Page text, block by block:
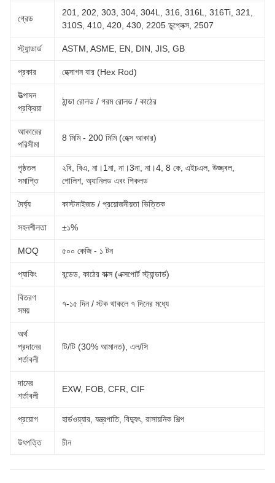
গ্রেড
201, 202, 303, 304, 304L, 316, 316L, 316Ti, 321,
310S, 410, 420, 430, 2205 ডুপ্লেক্স, 2507
স্ট্যান্ডার্ড ASTM, ASME, EN, DIN, JIS, GB
প্রকার হেক্সাগন বার (Hex Rod)
উত্পাদন
প্রক্রিয়া
ঠান্ডা রোলড / গরম রোলড / কাঠের
আকারের
পরিসীমা
8 মিমি - 200 মিমি (হেক্স আকার)
পৃষ্ঠতল
সমাপ্তি
২বি, বিএ, না।1না, না।3না, না।4, 8 কে, এইচএল, উজ্জ্বল,
পোলিশ, অ্যানিলড এবং পিকলড
দৈর্ঘ্য কাস্টমাইজড / প্রয়োজনীয়তা ভিত্তিক
সহনশীলতা ±১%
MOQ ৫০০ কেজি - ১ টন
প্যাকিং বন্ডেড, কাঠের বাক্স (এক্সপোর্ট স্ট্যান্ডার্ড)
বিতরণ
সময়
৭-১৫ দিন / স্টক থাকলে ৭ দিনের মধ্যে
অর্থ
প্রদানের
শর্তাবলী
টি/টি (30% আমানত), এল/সি
দামের
শর্তাবলী
EXW, FOB, CFR, CIF
প্রয়োগ হার্ডওয়্যার, যন্ত্রপাতি, বিদ্যুৎ, রাসায়নিক শিল্প
উৎপত্তি চীন